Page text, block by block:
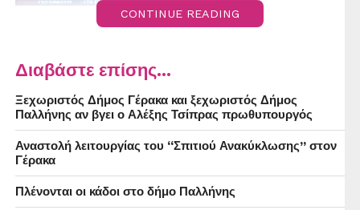
CONTINUE READING
Διαβάστε επίσης...
Ξεχωριστός Δήμος Γέρακα και ξεχωριστός Δήμος
Παλλήνης αν βγει ο Αλέξης Τσίπρας πρωθυπουργός
Αναστολή λειτουργίας του “Σπιτιού Ανακύκλωσης” στον
Γέρακα
Πλένονται οι κάδοι στο δήμο Παλλήνης